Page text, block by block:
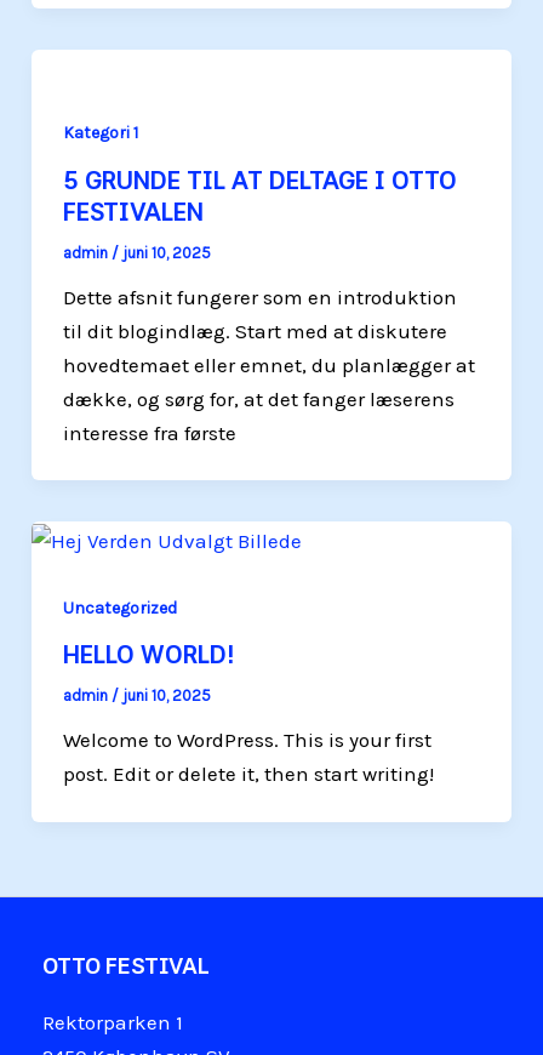
Kategori 1
5 GRUNDE TIL AT DELTAGE I OTTO
FESTIVALEN
admin / juni 10, 2025
Dette afsnit fungerer som en introduktion
til dit blogindlæg. Start med at diskutere
hovedtemaet eller emnet, du planlægger at
dække, og sørg for, at det fanger læserens
interesse fra første
Uncategorized
HELLO WORLD!
admin / juni 10, 2025
Welcome to WordPress. This is your first
post. Edit or delete it, then start writing!
OTTO FESTIVAL
Rektorparken 1